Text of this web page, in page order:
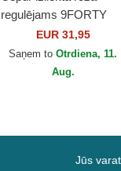
regulējams 9FORTY
Borg no New York
Yankees MLB no New
EUR 31,95
Saņem toOtrdiena, 11.
Aug.
Jūs